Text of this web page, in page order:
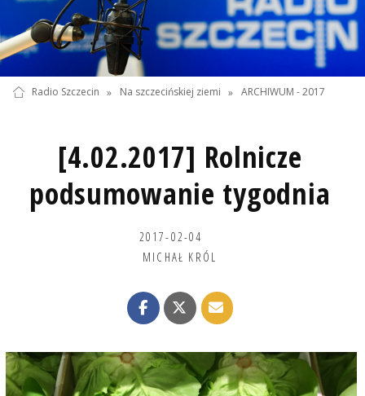
Radio Szczecin » Na szczecińskiej ziemi » ARCHIWUM - 2017
[4.02.2017] Rolnicze
podsumowanie tygodnia
2017-02-04
MICHAŁ KRÓL